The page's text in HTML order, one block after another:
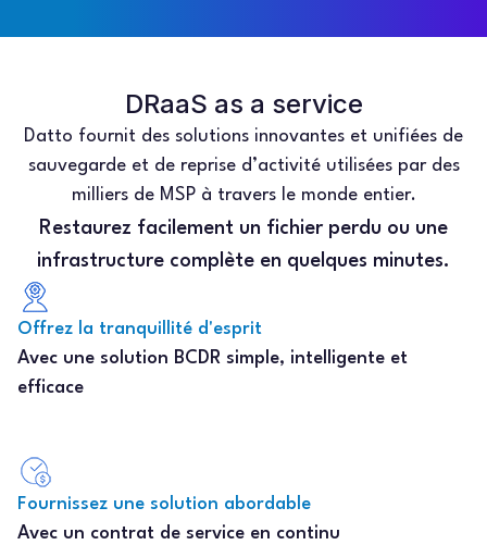
DRaaS as a service
Datto fournit des solutions innovantes et unifiées de
sauvegarde et de reprise d’activité utilisées par des
milliers de MSP à travers le monde entier.
Restaurez facilement un fichier perdu ou une
infrastructure complète en quelques minutes.
Offrez la tranquillité d'esprit
Avec une solution BCDR simple, intelligente et
efficace
Fournissez une solution abordable
Avec un contrat de service en continu